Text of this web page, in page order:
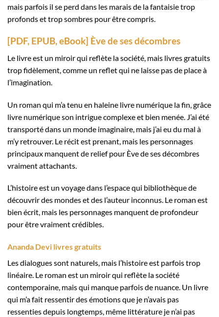
mais parfois il se perd dans les marais de la fantaisie trop
profonds et trop sombres pour être compris.
[PDF, EPUB, eBook] Ève de ses décombres
Le livre est un miroir qui reflète la société, mais livres gratuits
trop fidèlement, comme un reflet qui ne laisse pas de place à
l’imagination.
Un roman qui m’a tenu en haleine livre numérique la fin, grâce
livre numérique son intrigue complexe et bien menée. J’ai été
transporté dans un monde imaginaire, mais j’ai eu du mal à
m’y retrouver. Le récit est prenant, mais les personnages
principaux manquent de relief pour Ève de ses décombres
vraiment attachants.
L’histoire est un voyage dans l’espace qui bibliothèque de
découvrir des mondes et des l’auteur inconnus. Le roman est
bien écrit, mais les personnages manquent de profondeur
pour être vraiment crédibles.
Ananda Devi livres gratuits
Les dialogues sont naturels, mais l’histoire est parfois trop
linéaire. Le roman est un miroir qui reflète la société
contemporaine, mais qui manque parfois de nuance. Un livre
qui m’a fait ressentir des émotions que je n’avais pas
ressenties depuis longtemps, même littérature je n’ai pas